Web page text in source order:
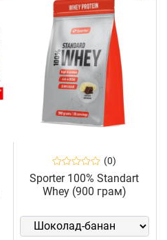
(0)
Sporter 100% Standart
Whey (900 грам)